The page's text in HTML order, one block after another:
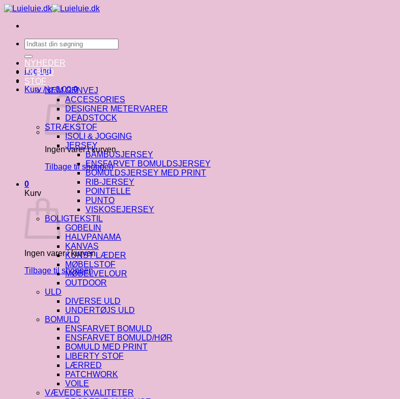
Fortsæt
indhold
Søg
efter:
Log ind
Kurv /kr.0.00 0
Ingen varer i kurven.
Tilbage til shoppen
0
Kurv
Ingen varer i kurven.
Tilbage til shoppen
NYHEDER
TILBUD
STOF
NEM GENVEJ
ACCESSORIES
DESIGNER METERVARER
DEADSTOCK
STRÆKSTOF
ISOLI & JOGGING
JERSEY
BAMBUSJERSEY
ENSFARVET BOMULDSJERSEY
BOMULDSJERSEY MED PRINT
RIB-JERSEY
POINTELLE
PUNTO
VISKOSEJERSEY
BOLIGTEKSTIL
GOBELIN
HALVPANAMA
KANVAS
KUNST LÆDER
MØBELSTOF
MØBELVELOUR
OUTDOOR
ULD
DIVERSE ULD
UNDERTØJS ULD
BOMULD
ENSFARVET BOMULD
ENSFARVET BOMULD/HØR
BOMULD MED PRINT
LIBERTY STOF
LÆRRED
PATCHWORK
VOILE
VÆVEDE KVALITETER